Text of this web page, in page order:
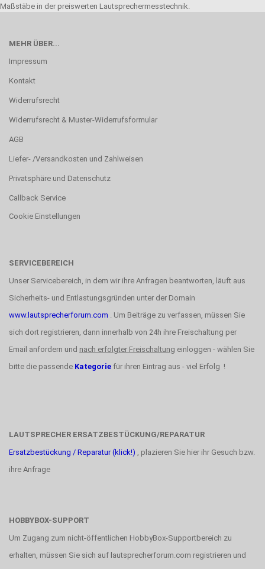
Maßstäbe in der preiswerten Lautsprechermesstechnik.
MEHR ÜBER...
Impressum
Kontakt
Widerrufsrecht
Widerrufsrecht & Muster-Widerrufsformular
AGB
Liefer- /Versandkosten und Zahlweisen
Privatsphäre und Datenschutz
Callback Service
Cookie Einstellungen
SERVICEBEREICH
Unser Servicebereich, in dem wir ihre Anfragen beantworten, läuft aus
Sicherheits- und Entlastungsgründen unter der Domain
www.lautsprecherforum.com . Um Beiträge zu verfassen, müssen Sie
sich dort registrieren, dann innerhalb von 24h ihre Freischaltung per
Email anfordern und nach erfolgter Freischaltung einloggen - wählen Sie
bitte die passende Kategorie für ihren Eintrag aus - viel Erfolg !
LAUTSPRECHER ERSATZBESTÜCKUNG/REPARATUR
Ersatzbestückung / Reparatur (klick!) , plazieren Sie hier ihr Gesuch bzw.
ihre Anfrage
HOBBYBOX-SUPPORT
Um Zugang zum nicht-öffentlichen HobbyBox-Supportbereich zu
erhalten, müssen Sie sich auf lautsprecherforum.com registrieren und